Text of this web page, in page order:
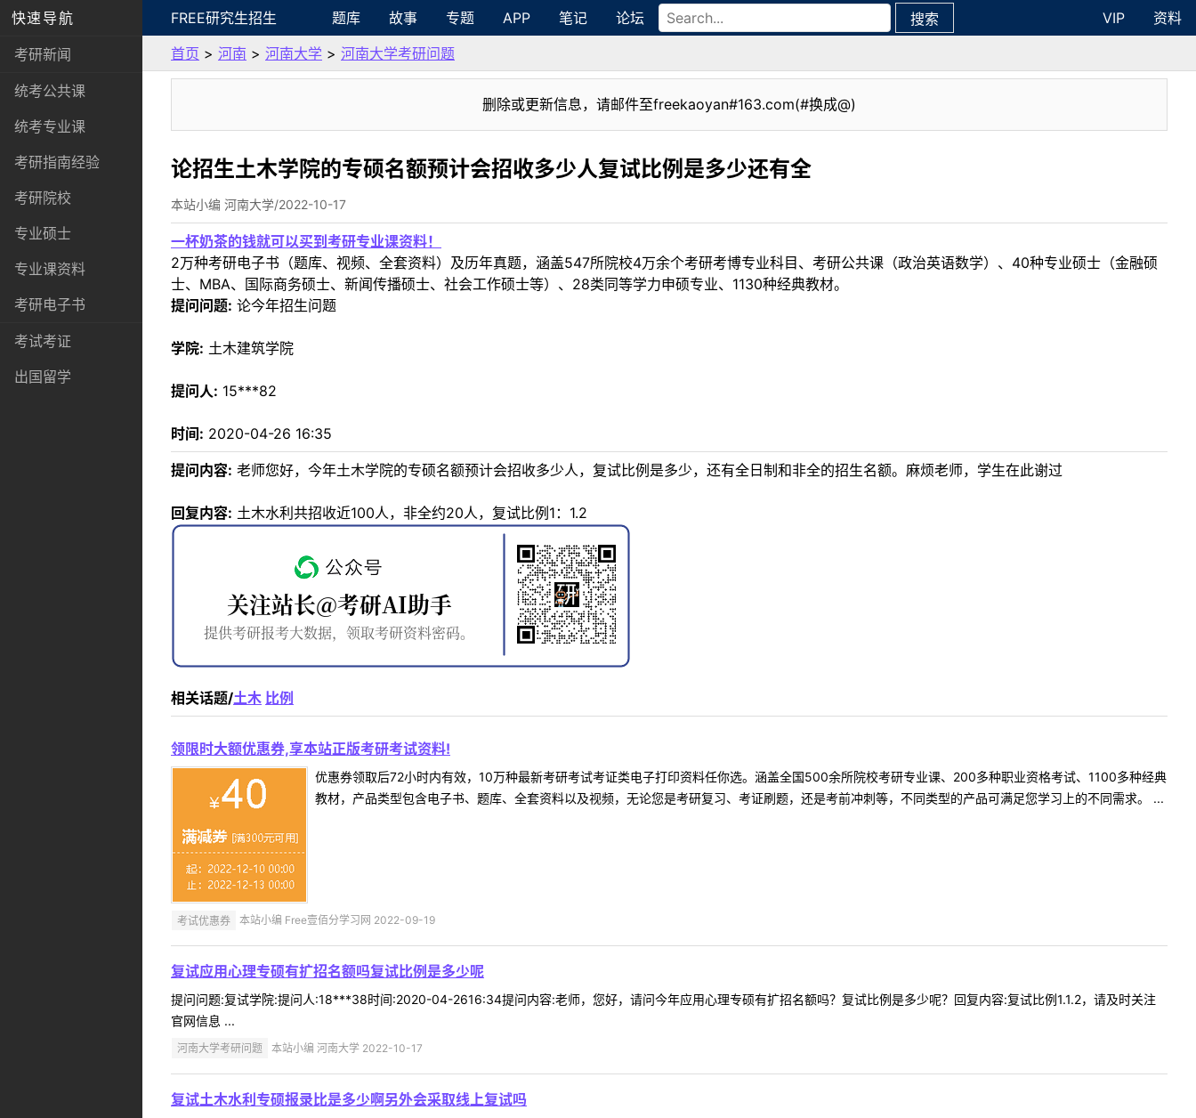
快速导航
考研新闻
统考公共课
统考专业课
考研指南经验
考研院校
专业硕士
专业课资料
考研电子书
考试考证
出国留学
FREE研究生招生 题库 故事 专题 APP 笔记 论坛 搜索 VIP
资料
首页 > 河南 > 河南大学 > 河南大学考研问题
删除或更新信息，请邮件至freekaoyan#163.com(#换成@)
论招生土木学院的专硕名额预计会招收多少人复试比例是多少还有全
本站小编 河南大学/2022-10-17
一杯奶茶的钱就可以买到考研专业课资料！
2万种考研电子书（题库、视频、全套资料）及历年真题，涵盖547所院校4万余个考研考博专业科目、考研公共课（政治英语数学）、40种专业硕士（金融硕
士、MBA、国际商务硕士、新闻传播硕士、社会工作硕士等）、28类同等学力申硕专业、1130种经典教材。
提问问题: 论今年招生问题
学院: 土木建筑学院
提问人: 15***82
时间: 2020-04-26 16:35
提问内容: 老师您好，今年土木学院的专硕名额预计会招收多少人，复试比例是多少，还有全日制和非全的招生名额。麻烦老师，学生在此谢过
回复内容: 土木水利共招收近100人，非全约20人，复试比例1：1.2
相关话题/土木 比例
领限时大额优惠券,享本站正版考研考试资料!
优惠券领取后72小时内有效，10万种最新考研考试考证类电子打印资料任你选。涵盖全国500余所院校考研专业课、200多种职业资格考试、1100多种经典
教材，产品类型包含电子书、题库、全套资料以及视频，无论您是考研复习、考证刷题，还是考前冲刺等，不同类型的产品可满足您学习上的不同需求。 ...
考试优惠券 本站小编 Free壹佰分学习网 2022-09-19
复试应用心理专硕有扩招名额吗复试比例是多少呢
提问问题:复试学院:提问人:18***38时间:2020-04-2616:34提问内容:老师，您好，请问今年应用心理专硕有扩招名额吗？复试比例是多少呢？回复内容:复试比例1.1.2，请及时关注
官网信息 ...
河南大学考研问题 本站小编 河南大学 2022-10-17
复试土木水利专硕报录比是多少啊另外会采取线上复试吗